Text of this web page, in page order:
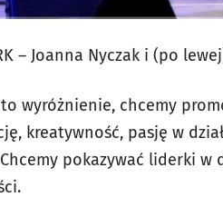
– Joanna Nyczak i (po
wyróżnienie, chcemy
kreatywność, pasję w
pokazywać liderki